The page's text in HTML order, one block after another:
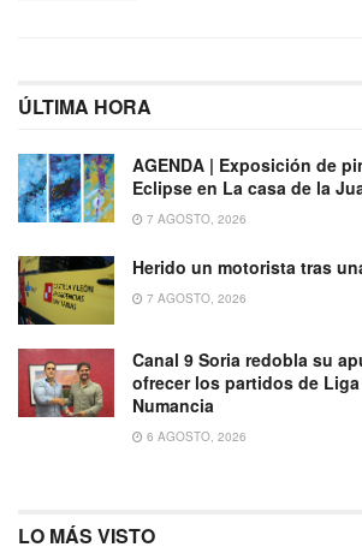
ÚLTIMA HORA
AGENDA | Exposición de
Eclipse en La casa de la
7 AGOSTO, 2026
Herido un motorista tras
7 AGOSTO, 2026
Canal 9 Soria redobla su
ofrecer los partidos de
Numancia
6 AGOSTO, 2026
LO MÁS VISTO